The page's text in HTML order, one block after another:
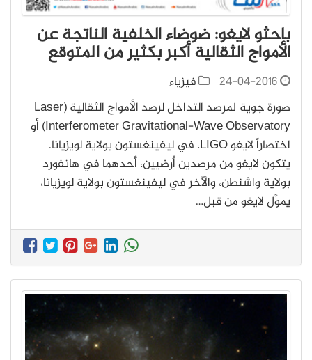
باحثو لايغو: ضوضاء الخلفية الناتجة عن
الأمواج الثقالية أكبر بكثير من المتوقع
24-04-2016
فيزياء
صورة جوية لمرصد التداخل لرصد الأمواج الثقالية (Laser
Interferometer Gravitational-Wave Observatory) أو
اختصاراً لايغو LIGO، في ليفينغستون بولاية لويزيانا.
يتكون لايغو من مرصدين أرضيين، أحدهما في هانفورد
بولاية واشنطن، والآخر في ليفينغستون بولاية لويزيانا،
يموَّل لايغو من قبل…